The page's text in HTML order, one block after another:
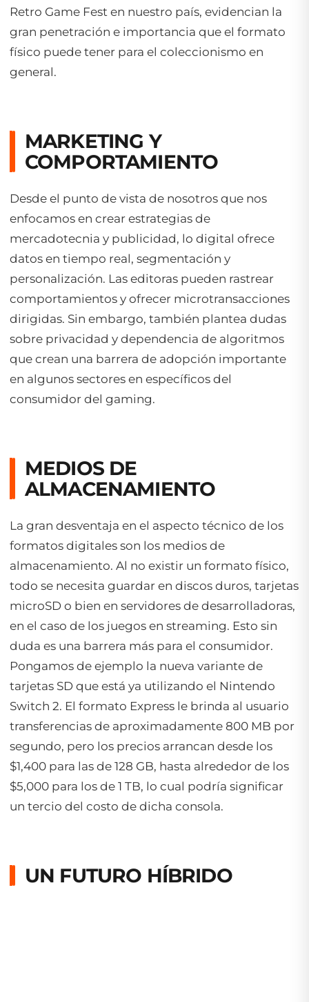
Retro Game Fest en nuestro país, evidencian la
gran penetración e importancia que el formato
físico puede tener para el coleccionismo en
general.
MARKETING Y
COMPORTAMIENTO
Desde el punto de vista de nosotros que nos
enfocamos en crear estrategias de
mercadotecnia y publicidad, lo digital ofrece
datos en tiempo real, segmentación y
personalización. Las editoras pueden rastrear
comportamientos y ofrecer microtransacciones
dirigidas. Sin embargo, también plantea dudas
sobre privacidad y dependencia de algoritmos
que crean una barrera de adopción importante
en algunos sectores en específicos del
consumidor del gaming.
MEDIOS DE
ALMACENAMIENTO
La gran desventaja en el aspecto técnico de los
formatos digitales son los medios de
almacenamiento. Al no existir un formato físico,
todo se necesita guardar en discos duros, tarjetas
microSD o bien en servidores de desarrolladoras,
en el caso de los juegos en streaming. Esto sin
duda es una barrera más para el consumidor.
Pongamos de ejemplo la nueva variante de
tarjetas SD que está ya utilizando el Nintendo
Switch 2. El formato Express le brinda al usuario
transferencias de aproximadamente 800 MB por
segundo, pero los precios arrancan desde los
$1,400 para las de 128 GB, hasta alrededor de los
$5,000 para los de 1 TB, lo cual podría significar
un tercio del costo de dicha consola.
UN FUTURO HÍBRIDO